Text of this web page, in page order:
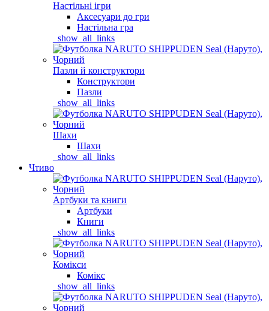
Настільні ігри
Аксесуари до гри
Настільна гра
_show_all_links
Пазли й конструктори
Конструктори
Пазли
_show_all_links
Шахи
Шахи
_show_all_links
Чтиво
Артбуки та книги
Артбуки
Книги
_show_all_links
Комікси
Комікс
_show_all_links